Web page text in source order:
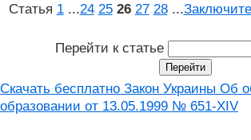
Статья 1 ...24 25 26 27 28 ...
Перейти к статье
Скачать бесплатно Закон Украины Об
образовании от 13.05.1999 № 651-XIV